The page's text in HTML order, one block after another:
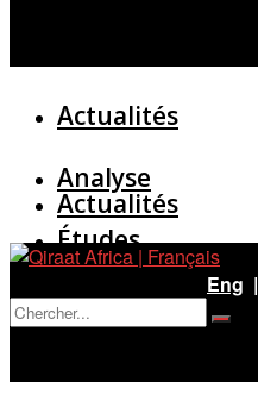
Actualités
Analyse
Études
Entretien
Actualités
Eng |